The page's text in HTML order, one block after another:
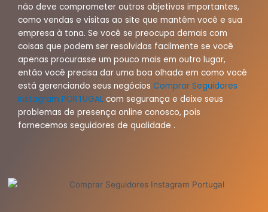
não deve comprometer outros objetivos importantes,
como vendas e visitas ao site que mantêm você e sua
empresa à tona. Se você se preocupa demais com
coisas que podem ser resolvidas facilmente se você
apenas procurasse um pouco mais em outro lugar,
então você precisa dar uma boa olhada em como você
está gerenciando seus negócios Comprar Seguidores
Instagram PORTUGAL com segurança e deixe seus
problemas de presença online conosco, pois
fornecemos seguidores de qualidade .